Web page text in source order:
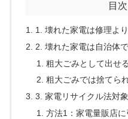
目次
1. 壊れた家電は修理よ
2. 壊れた家電は自治体
粗大ごみとして出せ
粗大ごみでは捨てら
3. 家電リサイクル法対
方法1：家電量販店